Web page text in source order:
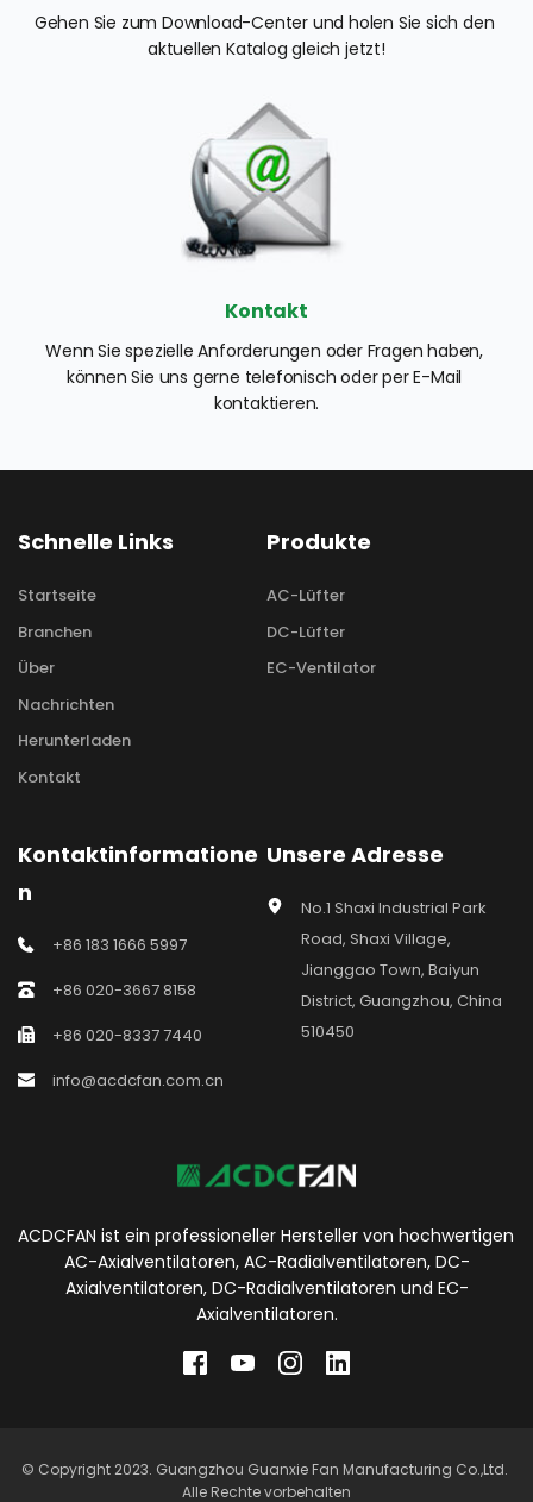
Gehen Sie zum Download-Center und holen Sie sich den
aktuellen Katalog gleich jetzt!
Kontakt
Wenn Sie spezielle Anforderungen oder Fragen haben,
können Sie uns gerne telefonisch oder per E-Mail
kontaktieren.
Schnelle Links
Startseite
Branchen
Über
Nachrichten
Herunterladen
Kontakt
Produkte
AC-Lüfter
DC-Lüfter
EC-Ventilator
Kontaktinformatione
n
+86 183 1666 5997
+86 020-3667 8158
+86 020-8337 7440
info@acdcfan.com.cn
Unsere Adresse
No.1 Shaxi Industrial Park
Road, Shaxi Village,
Jianggao Town, Baiyun
District, Guangzhou, China
510450
ACDCFAN ist ein professioneller Hersteller von hochwertigen
AC-Axialventilatoren, AC-Radialventilatoren, DC-
Axialventilatoren, DC-Radialventilatoren und EC-
Axialventilatoren.
© Copyright 2023. Guangzhou Guanxie Fan Manufacturing Co.,Ltd.
Alle Rechte vorbehalten